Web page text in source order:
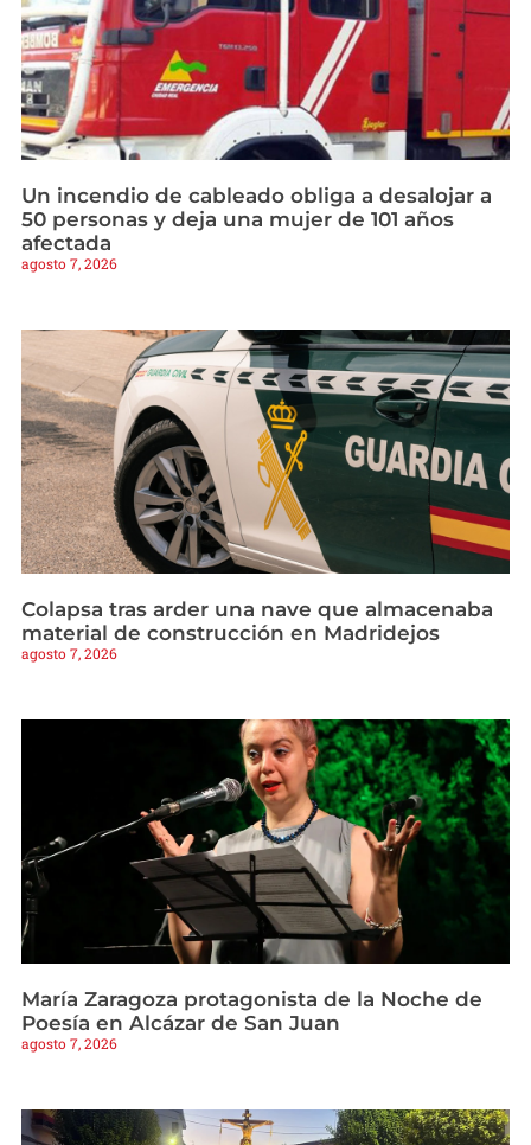
Un incendio de cableado obliga a desalojar a
50 personas y deja una mujer de 101 años
afectada
agosto 7, 2026
Colapsa tras arder una nave que almacenaba
material de construcción en Madridejos
agosto 7, 2026
María Zaragoza protagonista de la Noche de
Poesía en Alcázar de San Juan
agosto 7, 2026